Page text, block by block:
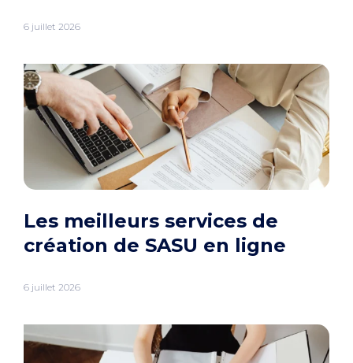
6 juillet 2026
Les meilleurs services de
création de SASU en ligne
6 juillet 2026